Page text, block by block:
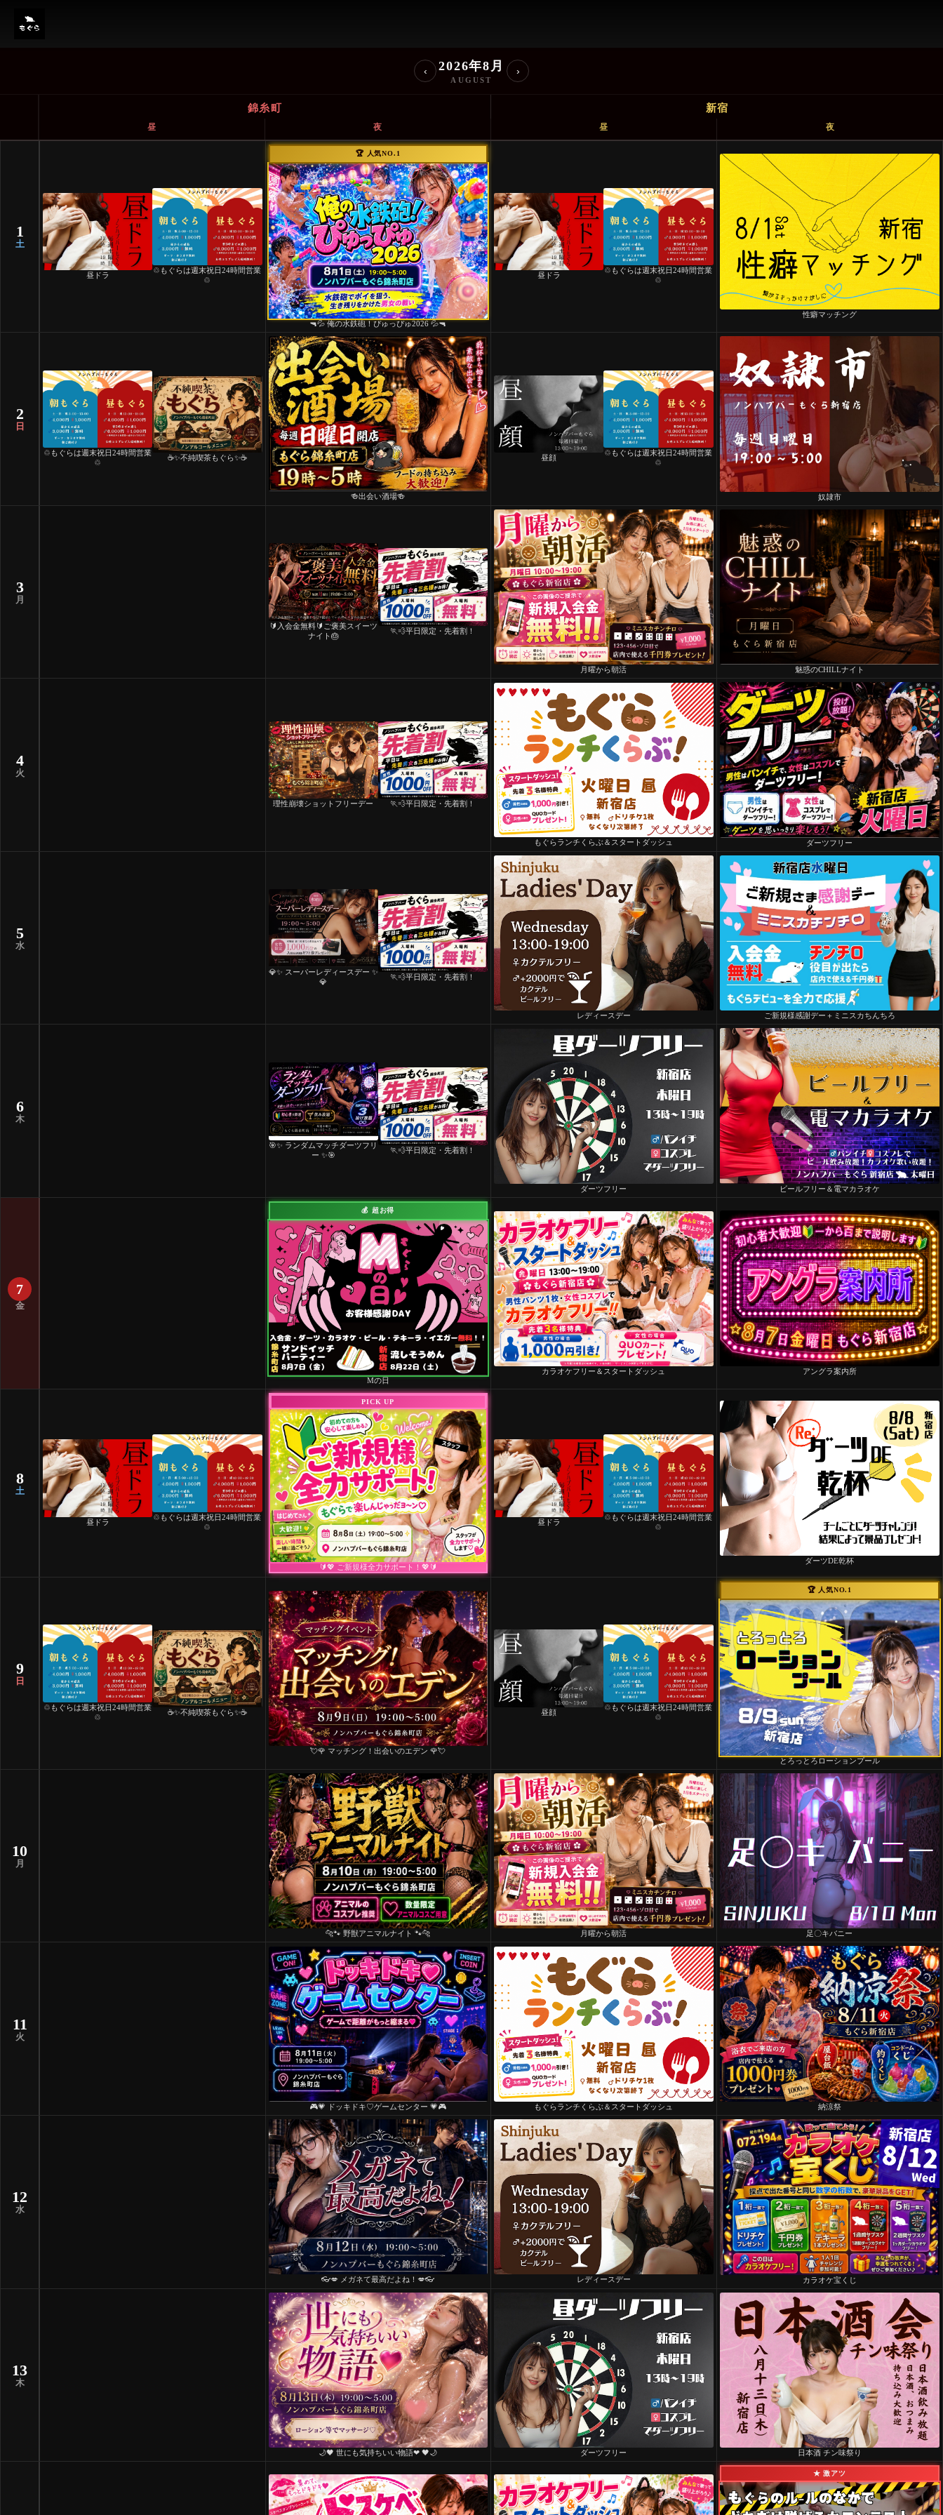
ノンハプバーもぐら イベント一覧
‹ 2026年8月
AUGUST
›
錦糸町 新宿
昼 夜 昼 夜
1
土
昼ドラ
♲もぐらは週末祝日24時間営業
♲
🏆 人気NO.1
🔫💦 俺の水鉄砲！ぴゅっぴゅ2026 💦🔫
昼ドラ
♲もぐらは週末祝日24時間営業
♲
性癖マッチング
2
日
♲もぐらは週末祝日24時間営業
♲
☕️✨不純喫茶もぐら✨☕️
🍻出会い酒場🍻
昼顔
♲もぐらは週末祝日24時間営業
♲
奴隷市
3
月
🔰入会金無料🔰ご褒美スイーツ
ナイト🎂
🏃💨平日限定・先着割！
月曜から朝活 魅惑のCHILLナイト
4
火
理性崩壊ショットフリーデー 🏃💨平日限定・先着割！
もぐらランチくらぶ＆スタートダッシュ ダーツフリー
5
水
💎✨ スーパーレディースデー ✨
💎
🏃💨平日限定・先着割！
レディースデー ご新規様感謝デー＋ミニスカちんちろ
6
木
🎯✨ ランダムマッチダーツフリ
ー ✨🎯
🏃💨平日限定・先着割！
ダーツフリー ビールフリー＆電マカラオケ
7
金
💰 超お得
Mの日
カラオケフリー＆スタートダッシュ アングラ案内所
8
土
昼ドラ
♲もぐらは週末祝日24時間営業
♲
PICK UP
🔰💖 ご新規様全力サポート！💖🔰
昼ドラ
♲もぐらは週末祝日24時間営業
♲
ダーツDE乾杯
9
日
♲もぐらは週末祝日24時間営業
♲
☕️✨不純喫茶もぐら✨☕️
💘🌹 マッチング！出会いのエデン 🌹💘
昼顔
♲もぐらは週末祝日24時間営業
♲
🏆 人気NO.1
とろっとろローションプール
10
月
🐆🐾 野獣アニマルナイト 🐾🐆 月曜から朝活 足〇キバニー
11
火
🎮💗 ドッキドキ♡ゲームセンター 💗🎮 もぐらランチくらぶ＆スタートダッシュ 納涼祭
12
水
👓💋 メガネて最高だよね！💋👓 レディースデー カラオケ宝くじ
13
木
🌙🖤 世にも気持ちいい物語❤ 🖤🌙 ダーツフリー 日本酒 チン味祭り
★ 激アツ